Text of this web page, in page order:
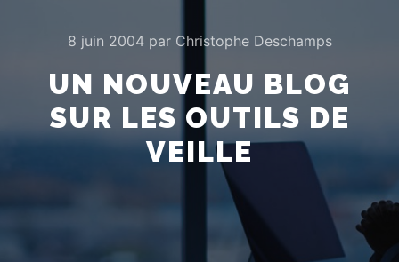
8 juin 2004par Christophe Deschamps
UN NOUVEAU BLOG
SUR LES OUTILS DE
VEILLE